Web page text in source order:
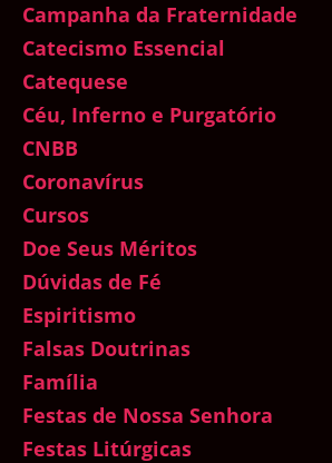
Campanha da Fraternidade
Catecismo Essencial
Catequese
Céu, Inferno e Purgatório
CNBB
Coronavírus
Cursos
Doe Seus Méritos
Dúvidas de Fé
Espiritismo
Falsas Doutrinas
Família
Festas de Nossa Senhora
Festas Litúrgicas